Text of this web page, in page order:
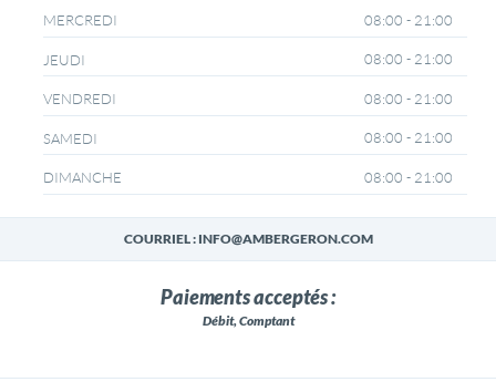
MERCREDI 08:00 - 21:00
JEUDI 08:00 - 21:00
VENDREDI 08:00 - 21:00
SAMEDI 08:00 - 21:00
DIMANCHE 08:00 - 21:00
COURRIEL : INFO@AMBERGERON.COM
Paiements acceptés :
Débit, Comptant